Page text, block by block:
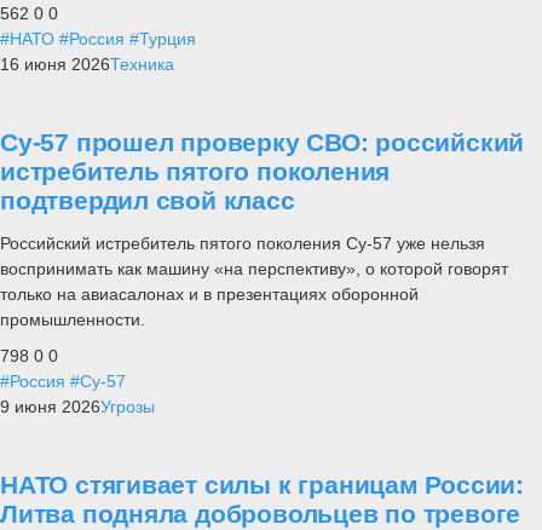
562 0 0
#НАТО #Россия #Турция
16 июня 2026Техника
Су-57 прошел проверку СВО: российский
истребитель пятого поколения
подтвердил свой класс
Российский истребитель пятого поколения Су-57 уже нельзя
воспринимать как машину «на перспективу», о которой говорят
только на авиасалонах и в презентациях оборонной
промышленности.
798 0 0
#Россия #Су-57
9 июня 2026Угрозы
НАТО стягивает силы к границам России:
Литва подняла добровольцев по тревоге